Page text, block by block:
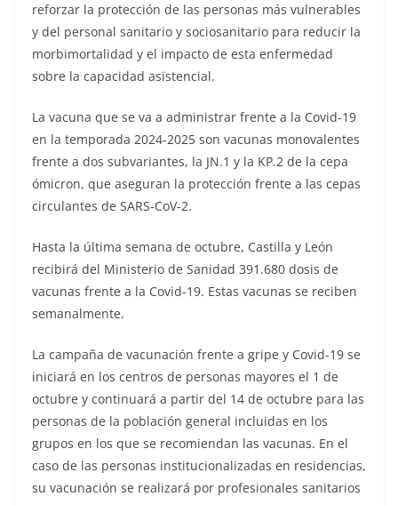
reforzar la protección de las personas más vulnerables
y del personal sanitario y sociosanitario para reducir la
morbimortalidad y el impacto de esta enfermedad
sobre la capacidad asistencial.
La vacuna que se va a administrar frente a la Covid-19
en la temporada 2024-2025 son vacunas monovalentes
frente a dos subvariantes, la JN.1 y la KP.2 de la cepa
ómicron, que aseguran la protección frente a las cepas
circulantes de SARS-CoV-2.
Hasta la última semana de octubre, Castilla y León
recibirá del Ministerio de Sanidad 391.680 dosis de
vacunas frente a la Covid-19. Estas vacunas se reciben
semanalmente.
La campaña de vacunación frente a gripe y Covid-19 se
iniciará en los centros de personas mayores el 1 de
octubre y continuará a partir del 14 de octubre para las
personas de la población general incluidas en los
grupos en los que se recomiendan las vacunas. En el
caso de las personas institucionalizadas en residencias,
su vacunación se realizará por profesionales sanitarios